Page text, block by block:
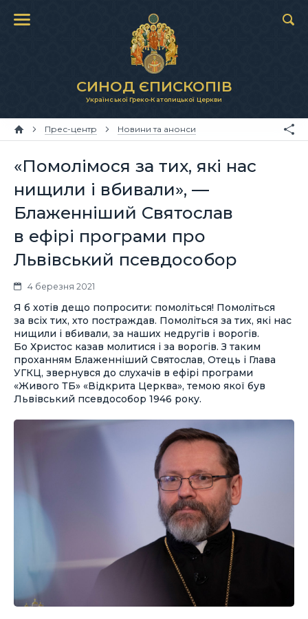
СИНОД ЄПИСКОПІВ
Української Греко-Католицької Церкви
Прес-центр Новини та анонси
«Помолімося за тих, які нас
нищили і вбивали», —
Блаженніший Святослав
в ефірі програми про
Львівський псевдособор
4 березня 2021
Я б хотів дещо попросити: помоліться! Помоліться
за всіх тих, хто постраждав. Помоліться за тих, які нас
нищили і вбивали, за наших недругів і ворогів.
Бо Христос казав молитися і за ворогів. З таким
проханням Блаженніший Святослав, Отець і Глава
УГКЦ, звернувся до слухачів в ефірі програми
«Живого ТБ» «Відкрита Церква», темою якої був
Львівський псевдособор 1946 року.